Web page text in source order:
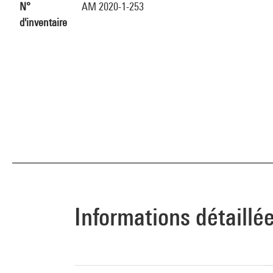
N°
d'inventaire
AM 2020-1-253
Informations